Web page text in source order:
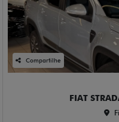
Compartilhe
FIAT